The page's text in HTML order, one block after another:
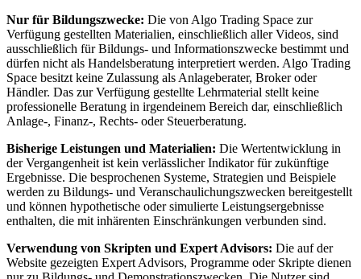
Nur für Bildungszwecke: Die von Algo Trading Space zur
Verfügung gestellten Materialien, einschließlich aller Videos, sind
ausschließlich für Bildungs- und Informationszwecke bestimmt und
dürfen nicht als Handelsberatung interpretiert werden. Algo Trading
Space besitzt keine Zulassung als Anlageberater, Broker oder
Händler. Das zur Verfügung gestellte Lehrmaterial stellt keine
professionelle Beratung in irgendeinem Bereich dar, einschließlich
Anlage-, Finanz-, Rechts- oder Steuerberatung.
Bisherige Leistungen und Materialien: Die Wertentwicklung in
der Vergangenheit ist kein verlässlicher Indikator für zukünftige
Ergebnisse. Die besprochenen Systeme, Strategien und Beispiele
werden zu Bildungs- und Veranschaulichungszwecken bereitgestellt
und können hypothetische oder simulierte Leistungsergebnisse
enthalten, die mit inhärenten Einschränkungen verbunden sind.
Verwendung von Skripten und Expert Advisors: Die auf der
Website gezeigten Expert Advisors, Programme oder Skripte dienen